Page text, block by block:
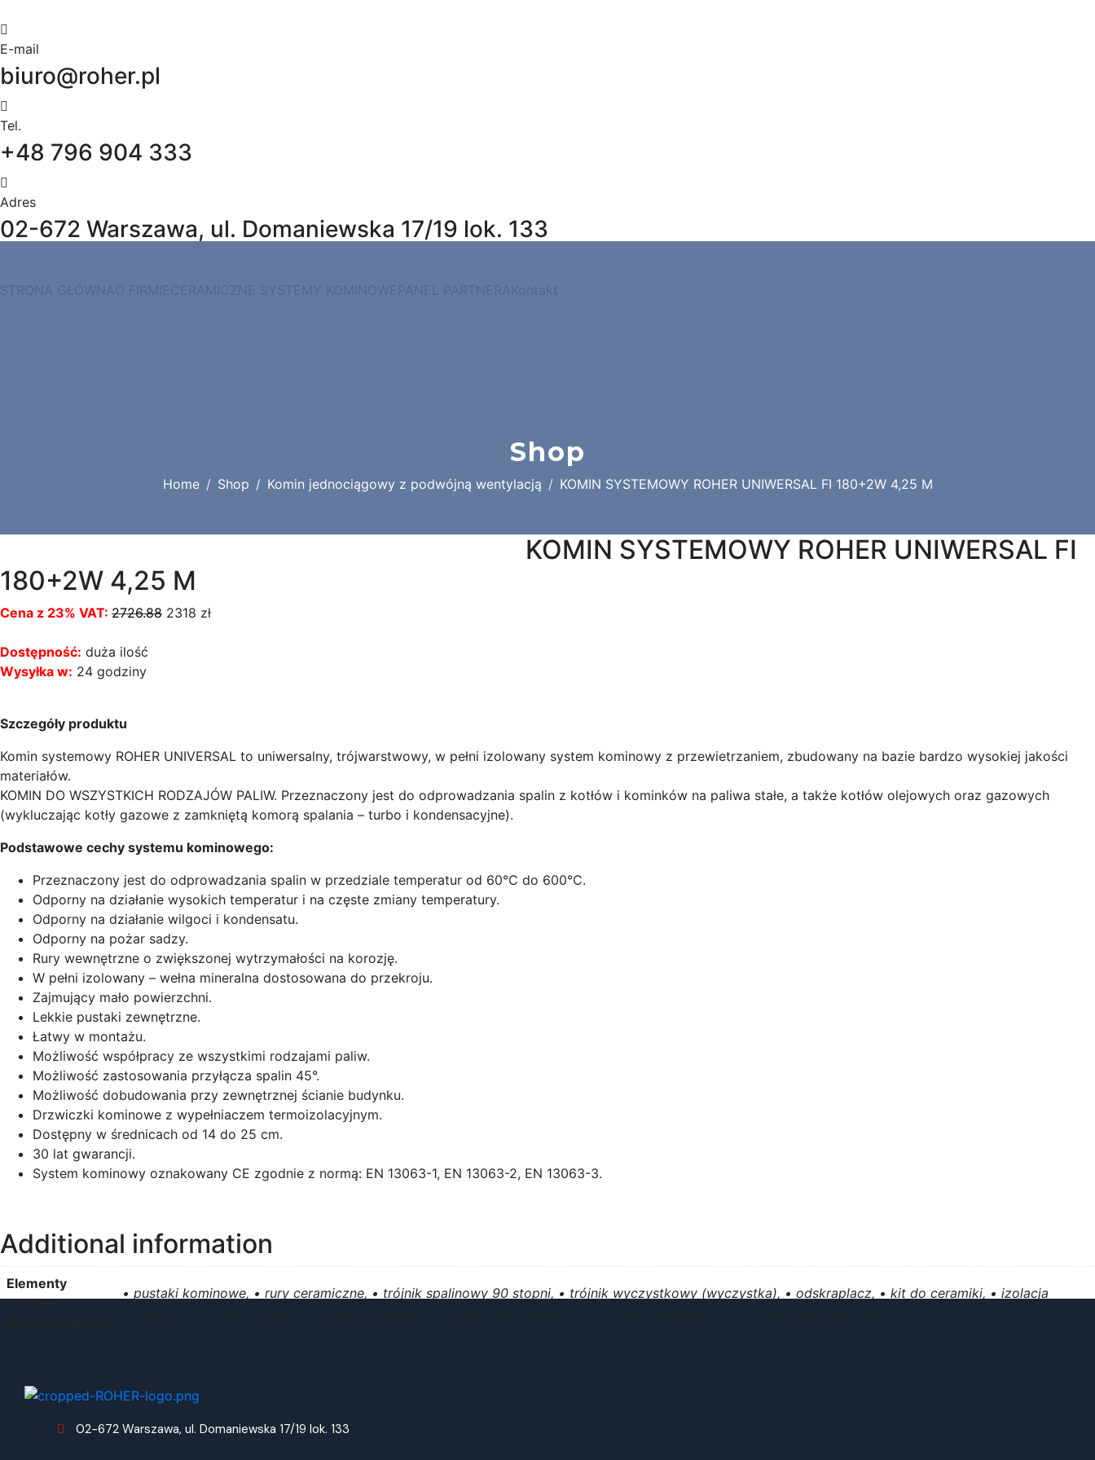
to
content
biuro@roher.pl
E-mail
+48 796 904 333
Tel.
02-672 Warszawa, ul. Domaniewska 17/19 lok. 133
Adres
Shop
Home Shop Komin jednociągowy z podwójną wentylacją KOMIN SYSTEMOWY ROHER UNIWERSAL FI 180+2W 4,25 M
KOMIN SYSTEMOWY ROHER UNIWERSAL FI
180+2W 4,25 M
Cena z 23% VAT: 2726.88 2318 zł
Dostępność: duża ilość
Wysyłka w: 24 godziny
Szczegóły produktu
Komin systemowy ROHER UNIVERSAL to uniwersalny, trójwarstwowy, w pełni izolowany system kominowy z przewietrzaniem, zbudowany na bazie bardzo wysokiej jakości
materiałów.
KOMIN DO WSZYSTKICH RODZAJÓW PALIW. Przeznaczony jest do odprowadzania spalin z kotłów i kominków na paliwa stałe, a także kotłów olejowych oraz gazowych
(wykluczając kotły gazowe z zamkniętą komorą spalania – turbo i kondensacyjne).
Podstawowe cechy systemu kominowego:
Przeznaczony jest do odprowadzania spalin w przedziale temperatur od 60°C do 600°C.
Odporny na działanie wysokich temperatur i na częste zmiany temperatury.
Odporny na działanie wilgoci i kondensatu.
Odporny na pożar sadzy.
Rury wewnętrzne o zwiększonej wytrzymałości na korozję.
W pełni izolowany – wełna mineralna dostosowana do przekroju.
Zajmujący mało powierzchni.
Lekkie pustaki zewnętrzne.
Łatwy w montażu.
Możliwość współpracy ze wszystkimi rodzajami paliw.
Możliwość zastosowania przyłącza spalin 45°.
Możliwość dobudowania przy zewnętrznej ścianie budynku.
Drzwiczki kominowe z wypełniaczem termoizolacyjnym.
Dostępny w średnicach od 14 do 25 cm.
30 lat gwarancji.
System kominowy oznakowany CE zgodnie z normą: EN 13063-1, EN 13063-2, EN 13063-3.
Additional information
Elementy
zestawu
• pustaki kominowe, • rury ceramiczne, • trójnik spalinowy 90 stopni, • trójnik wyczystkowy (wyczystka), • odskraplacz, • kit do ceramiki, • izolacja
02-672 Warszawa, ul. Domaniewska 17/19 lok. 133